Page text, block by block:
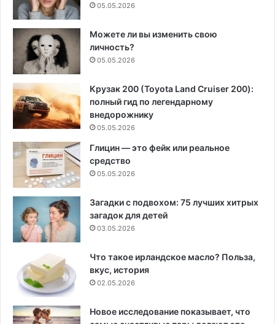
05.05.2026
Можете ли вы изменить свою
личность?
05.05.2026
Крузак 200 (Toyota Land Cruiser 200):
полный гид по легендарному
внедорожнику
05.05.2026
Глицин — это фейк или реальное
средство
05.05.2026
Загадки с подвохом: 75 лучших хитрых
загадок для детей
03.05.2026
Что такое ирландское масло? Польза,
вкус, история
02.05.2026
Новое исследование показывает, что